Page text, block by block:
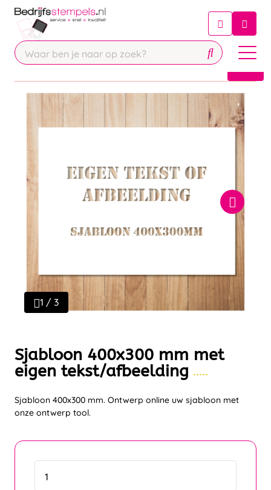
Chatbot
Chat 24/7 met onze chatbot voor
Contact
1 / 3
Sjabloon 400x300 mm met
eigen tekst/afbeelding
Sjabloon 400x300 mm. Ontwerp online uw sjabloon met
onze ontwerp tool.